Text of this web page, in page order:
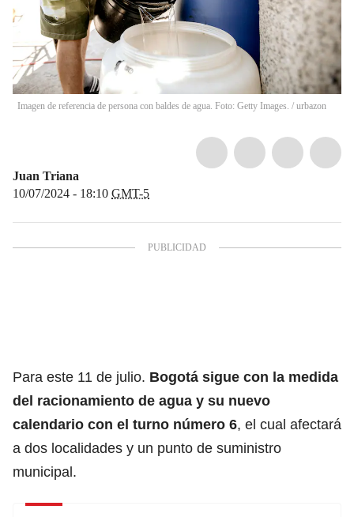
Imagen de referencia de persona con baldes de agua. Foto: Getty Images. / urbazon
Juan Triana
10/07/2024 - 18:10 GMT-5
Para este 11 de julio. Bogotá sigue con la medida
del racionamiento de agua y su nuevo
calendario con el turno número 6, el cual afectará
a dos localidades y un punto de suministro
municipal.